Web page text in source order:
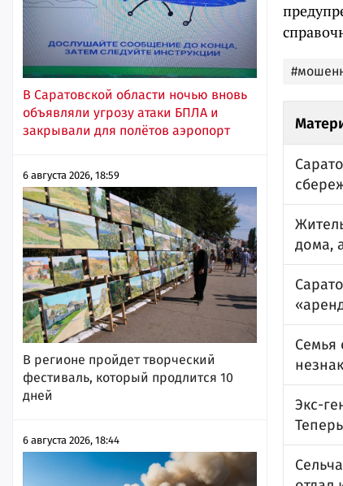
В Саратовской области ночью вновь
объявляли угрозу атаки БПЛА и
закрывали для полётов аэропорт
6 августа 2026, 18:59
В регионе пройдет творческий
фестиваль, который продлится 10
дней
6 августа 2026, 18:44
дома,
Семья
Экс-